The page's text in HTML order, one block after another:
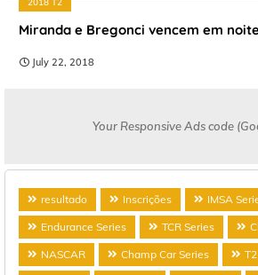
Miranda e Bregonci vencem em
July 22, 2018
Your Responsive Ads code
resultado Inscrições IMSA
Endurance Series TCR Series
NASCAR Champ Car Series